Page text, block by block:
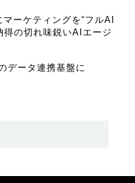
ーケティングを“フルAI
の切れ味鋭いAIエージ
データ連携基盤に